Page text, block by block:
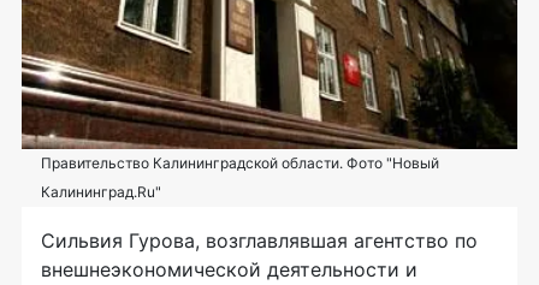
Правительство Калининградской области. Фото "Новый
Калининград.Ru"
Сильвия Гурова, возглавлявшая агентство по
внешнеэкономической деятельности и